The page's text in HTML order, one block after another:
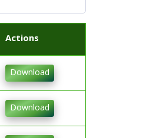
Actions
Download
Download